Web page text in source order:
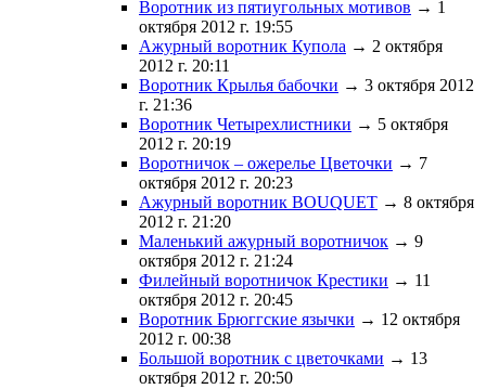
Воротник из пятиугольных мотивов → 1
октября 2012 г. 19:55
Ажурный воротник Купола → 2 октября
2012 г. 20:11
Воротник Крылья бабочки → 3 октября 2012
г. 21:36
Воротник Четырехлистники → 5 октября
2012 г. 20:19
Воротничок – ожерелье Цветочки → 7
октября 2012 г. 20:23
Ажурный воротник BOUQUET → 8 октября
2012 г. 21:20
Маленький ажурный воротничок → 9
октября 2012 г. 21:24
Филейный воротничок Крестики → 11
октября 2012 г. 20:45
Воротник Брюггские язычки → 12 октября
2012 г. 00:38
Большой воротник с цветочками → 13
октября 2012 г. 20:50